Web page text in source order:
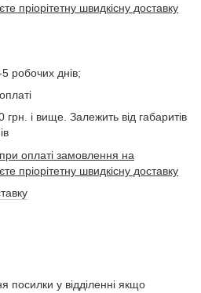
пріорітетну швидкісну доставку
робочих днів;
грн. і вище. Залежить від габаритів
оплаті замовлення на
пріорітетну швидкісну доставку
посилки у відділенні якщо